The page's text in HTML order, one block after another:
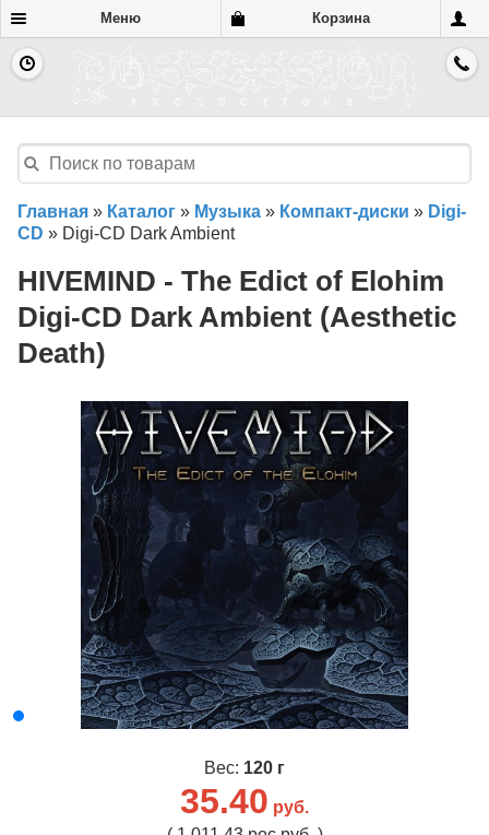
Меню Корзина
Главная » Каталог » Музыка » Компакт-диски » Digi-
CD » Digi-CD Dark Ambient
HIVEMIND - The Edict of Elohim
Digi-CD Dark Ambient (Aesthetic
Death)
Вес: 120 г
35.40 руб.